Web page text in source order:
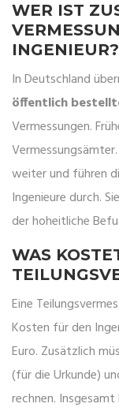
WER IST
INGENIEUR?
In Deutschland
öffentlich
Vermessungen.
weiter und führen
Ingenieure durch.
der hoheitliche
WAS
Eine
Kosten für den
Euro. Zusätzlich
(für die Urkunde)
rechnen.